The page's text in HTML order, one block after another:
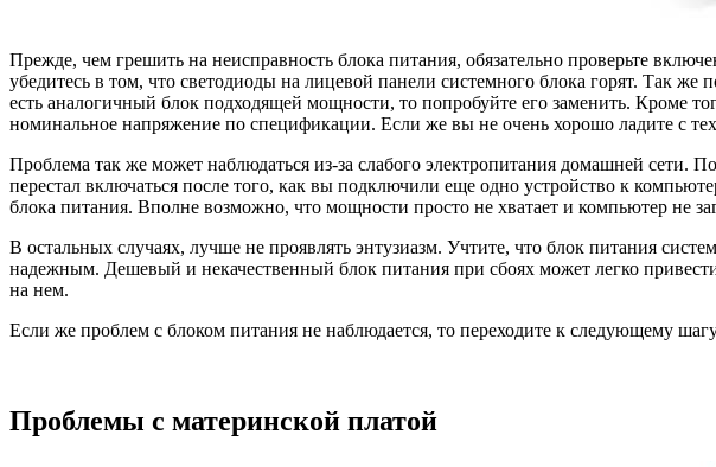
Прежде, чем грешить на неисправность блока питания, обязательно проверьте
убедитесь в том, что светодиоды на лицевой панели системного блока горят. Так
есть аналогичный блок подходящей мощности, то попробуйте его заменить. Кроме
номинальное напряжение по спецификации. Если же вы не очень хорошо ладите с
Проблема так же может наблюдаться из-за слабого электропитания домашней
перестал включаться после того, как вы подключили еще одно устройство к
блока питания. Вполне возможно, что мощности просто не хватает и компьютер не
В остальных случаях, лучше не проявлять энтузиазм. Учтите, что блок питания
надежным. Дешевый и некачественный блок питания при сбоях может легко
на нем.
Если же проблем с блоком питания не наблюдается, то переходите к следующему
Проблемы с материнской платой